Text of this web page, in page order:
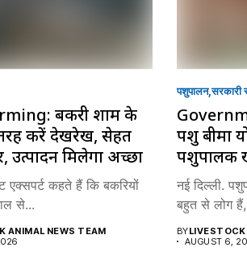
बकरी शाम के
करें देखरेख, सेहत
उत्पादन मिलेगा अच्छा
एक्सपर्ट कहते हैं कि बकरियों
से...
ANIMAL NEWS TEAM
पशुपालन सरकारी
पशु बीमा
पशुपालक
नई दिल्ली.
बहुत से लोग
BY
AUGUST 6,